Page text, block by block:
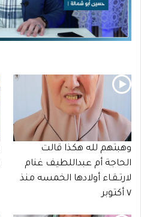
وهبتهم لله هكذا قالت
الحاجة أم عبداللطيف غنام
لارتـقـاء أولادها الخمسه منذ
٧ أكتوبر